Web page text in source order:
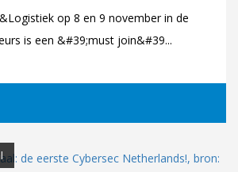
op 8 en 9 november in de
is een &#39;must join&#39...